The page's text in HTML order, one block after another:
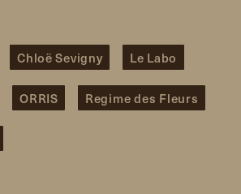
Chloë Sevigny Le Labo
ORRIS Regime des Fleurs